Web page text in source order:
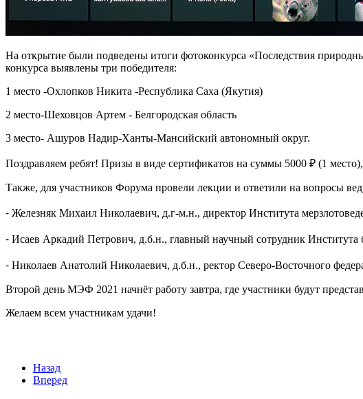
На открытие были подведены итоги фотоконкурса «Последствия
конкурса выявлены три победителя:
1 место -Охлопков Никита -Республика Саха (Якутия)
2 место-Шеховцов Артем - Белгородская область
3 место- Ашуров Надир-Ханты-Мансийский автономный округ.
Поздравляем ребят! Призы в виде сертификатов на суммы 5000 ₽ (1
Также, для участников Форума провели лекции и ответили на вопросы
⁃ Железняк Михаил Николаевич, д.г-м.н., директор Института
⁃ Исаев Аркадий Петрович, д.б.н., главный научный сотрудник
⁃ Николаев Анатолий Николаевич, д.б.н., ректор Северо-Восточного
Второй день МЭФ 2021 начнёт работу завтра, где участники будут
Желаем всем участникам удачи!
Назад
Вперед